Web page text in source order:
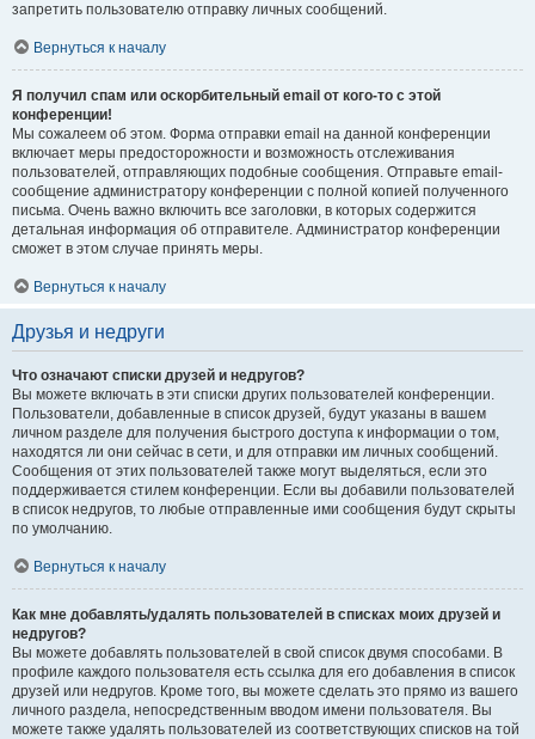
запретить пользователю отправку личных сообщений.
Вернуться к началу
Я получил спам или оскорбительный email от кого-то с этой
конференции!
Мы сожалеем об этом. Форма отправки email на данной конференции
включает меры предосторожности и возможность отслеживания
пользователей, отправляющих подобные сообщения. Отправьте email-
сообщение администратору конференции с полной копией полученного
письма. Очень важно включить все заголовки, в которых содержится
детальная информация об отправителе. Администратор конференции
сможет в этом случае принять меры.
Вернуться к началу
Друзья и недруги
Что означают списки друзей и недругов?
Вы можете включать в эти списки других пользователей конференции.
Пользователи, добавленные в список друзей, будут указаны в вашем
личном разделе для получения быстрого доступа к информации о том,
находятся ли они сейчас в сети, и для отправки им личных сообщений.
Сообщения от этих пользователей также могут выделяться, если это
поддерживается стилем конференции. Если вы добавили пользователей
в список недругов, то любые отправленные ими сообщения будут скрыты
по умолчанию.
Вернуться к началу
Как мне добавлять/удалять пользователей в списках моих друзей и
недругов?
Вы можете добавлять пользователей в свой список двумя способами. В
профиле каждого пользователя есть ссылка для его добавления в список
друзей или недругов. Кроме того, вы можете сделать это прямо из вашего
личного раздела, непосредственным вводом имени пользователя. Вы
можете также удалять пользователей из соответствующих списков на той